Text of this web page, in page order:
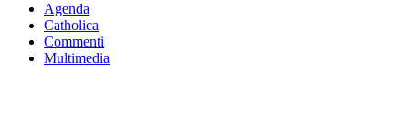
Agenda
Catholica
Commenti
Multimedia